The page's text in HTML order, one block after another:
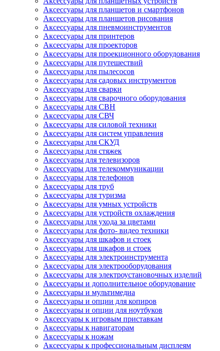
Аксессуары для планшетов и смартфонов
Аксессуары для планшетов рисования
Аксессуары для пневмоинструментов
Аксессуары для принтеров
Аксессуары для проекторов
Аксессуары для проекционного оборудования
Аксессуары для путешествий
Аксессуары для пылесосов
Аксессуары для садовых инструментов
Аксессуары для сварки
Аксессуары для сварочного оборудования
Аксессуары для СВН
Аксессуары для СВЧ
Аксессуары для силовой техники
Аксессуары для систем управления
Аксессуары для СКУД
Аксессуары для стяжек
Аксессуары для телевизоров
Аксессуары для телекоммуникации
Аксессуары для телефонов
Аксессуары для труб
Аксессуары для туризма
Аксессуары для умных устройств
Аксессуары для устройств охлаждения
Аксессуары для ухода за цветами
Аксессуары для фото- видео техники
Аксессуары для шкафов и стоек
Аксессуары для шкафов и стоек
Аксессуары для электроинструмента
Аксессуары для электрооборудования
Аксессуары для электроустановочных изделий
Аксессуары и дополнительное оборудование
Аксессуары и мультимедиа
Аксессуары и опции для копиров
Аксессуары и опции для ноутбуков
Аксессуары к игровым приставкам
Аксессуары к навигаторам
Аксессуары к ножам
Аксессуары к профессиональным дисплеям